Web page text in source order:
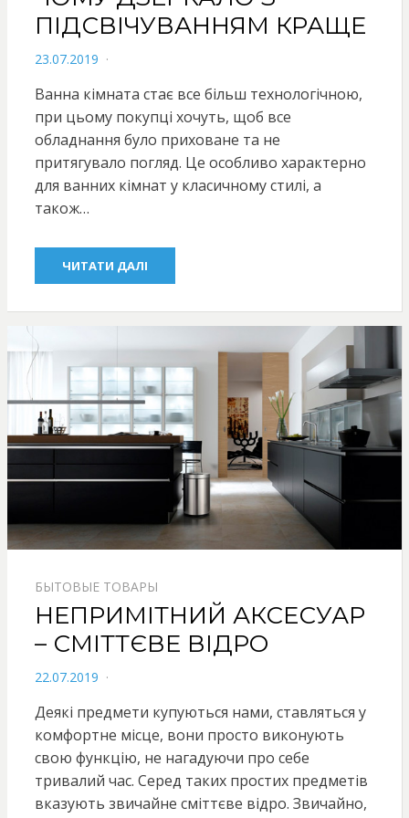
ПІДСВІЧУВАННЯМ КРАЩЕ
POSTED
23.07.2019
Ванна кімната стає все більш технологічною,
при цьому покупці хочуть, щоб все
обладнання було приховане та не
притягувало погляд. Це особливо характерно
для ванних кімнат у класичному стилі, а
також…
ЧИТАТИ ДАЛІ
БЫТОВЫЕ ТОВАРЫ
НЕПРИМІТНИЙ АКСЕСУАР
– СМІТТЄВЕ ВІДРО
POSTED
22.07.2019
Деякі предмети купуються нами, ставляться у
комфортне місце, вони просто виконують
свою функцію, не нагадуючи про себе
тривалий час. Серед таких простих предметів
вказують звичайне сміттєве відро. Звичайно,